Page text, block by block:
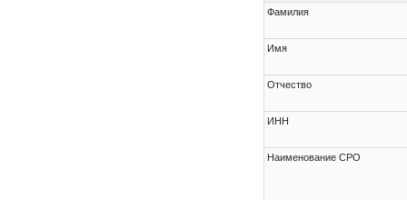
Фамилия
Имя
Отчество
ИНН
Наименование СРО